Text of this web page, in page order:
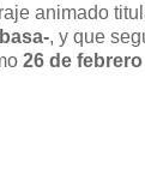
animado
, y que
26 de febrero